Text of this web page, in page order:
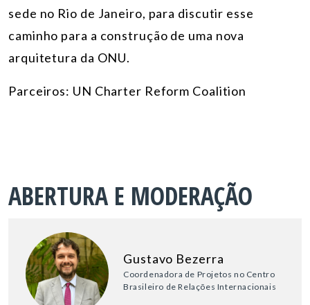
sede no Rio de Janeiro, para discutir esse
caminho para a construção de uma nova
arquitetura da ONU.
Parceiros: UN Charter Reform Coalition
ABERTURA E MODERAÇÃO
Gustavo Bezerra
Coordenadora de Projetos no Centro
Brasileiro de Relações Internacionais